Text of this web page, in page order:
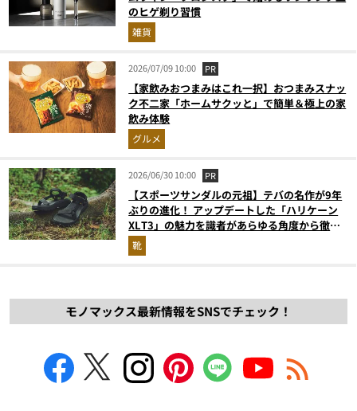
のヒゲ剃り習慣
雑貨
2026/07/09 10:00 PR
【家飲みおつまみはこれ一択】おつまみスナッ
ク不二家「ホームサクッと」で簡単＆極上の家
飲み体験
グルメ
2026/06/30 10:00 PR
【スポーツサンダルの元祖】テバの名作が9年
ぶりの進化！ アップデートした「ハリケーン
XLT3」の魅力を識者があらゆる角度から徹底
解説！
靴
モノマックス最新情報をSNSでチェック！